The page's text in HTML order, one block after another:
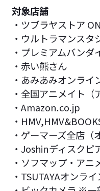
対象店舗
・ツブラヤストア
・ウルトラマンスタ
・プレミアムバンダ
・赤い熊さん
・あみあみオンライ
・全国アニメイト（
・Amazon.co.jp
・
・ゲーマーズ全店（
・Joshinディスク
・ソフマップ・アニ
・TSUTAYAオンライ